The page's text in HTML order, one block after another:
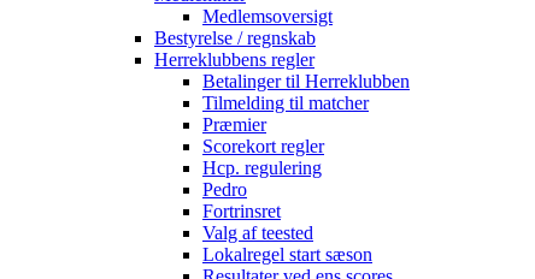
Medlemsoversigt
Bestyrelse / regnskab
Herreklubbens regler
Betalinger til Herreklubben
Tilmelding til matcher
Præmier
Scorekort regler
Hcp. regulering
Pedro
Fortrinsret
Valg af teested
Lokalregel start sæson